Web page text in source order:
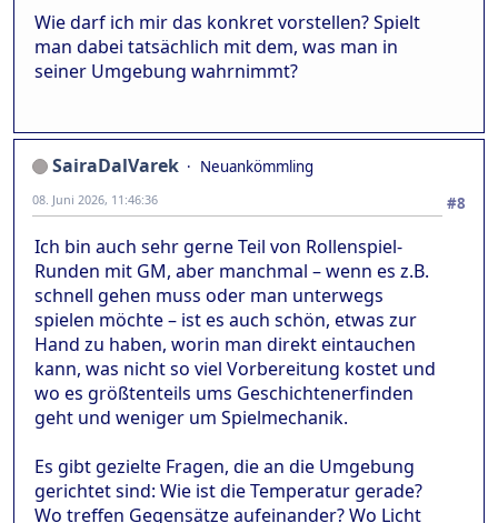
Wie darf ich mir das konkret vorstellen? Spielt
man dabei tatsächlich mit dem, was man in
seiner Umgebung wahrnimmt?
SairaDalVarek
Neuankömmling
#8
08. Juni 2026, 11:46:36
Ich bin auch sehr gerne Teil von Rollenspiel-
Runden mit GM, aber manchmal – wenn es z.B.
schnell gehen muss oder man unterwegs
spielen möchte – ist es auch schön, etwas zur
Hand zu haben, worin man direkt eintauchen
kann, was nicht so viel Vorbereitung kostet und
wo es größtenteils ums Geschichtenerfinden
geht und weniger um Spielmechanik.
Es gibt gezielte Fragen, die an die Umgebung
gerichtet sind: Wie ist die Temperatur gerade?
Wo treffen Gegensätze aufeinander? Wo Licht